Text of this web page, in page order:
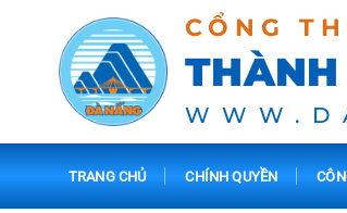
CỔNG
TRANG CHỦ CHÍNH QUYỀN